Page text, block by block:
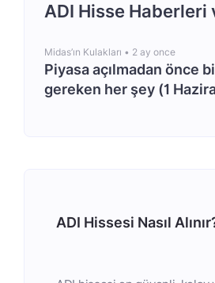
ADI Hisse Haberleri
Midas’ın Kulakları • 2 ay once
Piyasa açılmadan önce
gereken her şey (1
ADI Hissesi Nasıl